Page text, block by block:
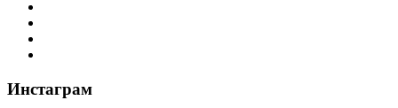
Инстаграм